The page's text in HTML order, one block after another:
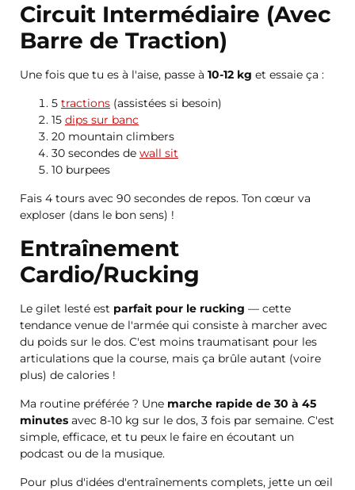
Circuit Intermédiaire (Avec
Barre de Traction)
Une fois que tu es à l'aise, passe à 10-12 kg et essaie ça :
5 tractions (assistées si besoin)
15 dips sur banc
20 mountain climbers
30 secondes de wall sit
10 burpees
Fais 4 tours avec 90 secondes de repos. Ton cœur va
exploser (dans le bon sens) !
Entraînement
Cardio/Rucking
Le gilet lesté est parfait pour le rucking — cette
tendance venue de l'armée qui consiste à marcher avec
du poids sur le dos. C'est moins traumatisant pour les
articulations que la course, mais ça brûle autant (voire
plus) de calories !
Ma routine préférée ? Une marche rapide de 30 à 45
minutes avec 8-10 kg sur le dos, 3 fois par semaine. C'est
simple, efficace, et tu peux le faire en écoutant un
podcast ou de la musique.
Pour plus d'idées d'entraînements complets, jette un œil